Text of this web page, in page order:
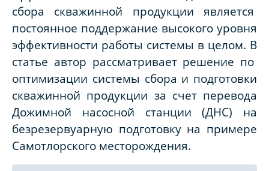
сбора скважинной продукции является
постоянное поддержание высокого уровня
эффективности работы системы в целом. В
статье автор рассматривает решение по
оптимизации системы сбора и подготовки
скважинной продукции за счет перевода
Дожимной насосной станции (ДНС) на
безрезервуарную подготовку на примере
Самотлорского месторождения.